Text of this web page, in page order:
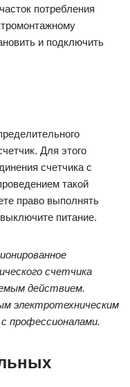
потребления
и подключить
Для этого
счетчика с
такой
право выполнять
питание.
счетчика
действием.
электротехническим
профессионалами.